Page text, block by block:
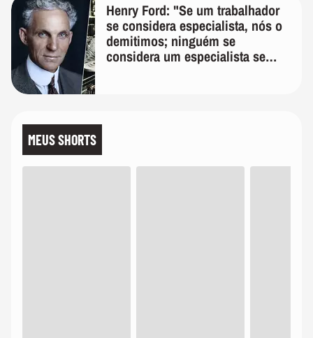
Henry Ford: "Se um trabalhador
se considera especialista, nós o
demitimos; ninguém se
considera um especialista se
MEUS SHORTS